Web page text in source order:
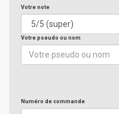
Votre note
Votre pseudo ou nom
Numéro de commande